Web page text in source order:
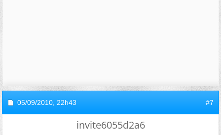
05/09/2010, 22h43 #7
invite6055d2a6